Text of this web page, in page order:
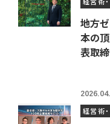
地方
本の
表取
経営術